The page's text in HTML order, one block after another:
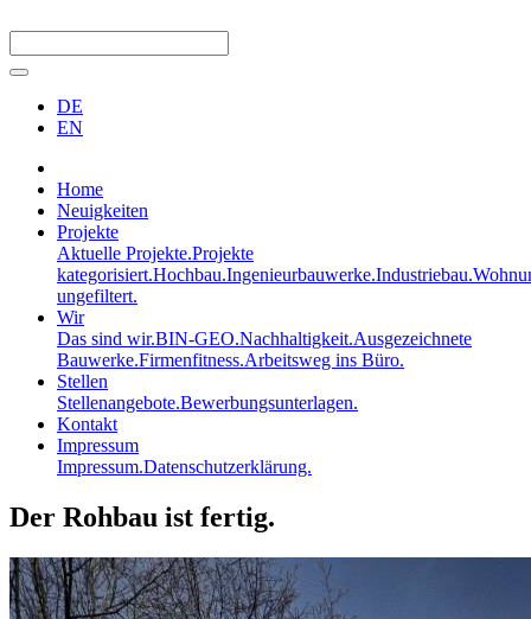
DE
EN
Home
Neuigkeiten
Projekte
Aktuelle Projekte.Projekte
kategorisiert.Hochbau.Ingenieurbauwerke.Industriebau.
ungefiltert.
Wir
Das sind wir.BIN-GEO.Nachhaltigkeit.Ausgezeichnete
Bauwerke.Firmenfitness.Arbeitsweg ins Büro.
Stellen
Stellenangebote.Bewerbungsunterlagen.
Kontakt
Impressum
Impressum.Datenschutzerklärung.
Der Rohbau ist fertig.